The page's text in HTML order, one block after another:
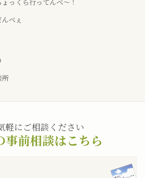
っくら行ってんべ～！
べぇ
所
軽にご相談ください
事前相談はこちら